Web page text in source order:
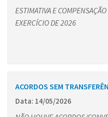
ESTIMATIVA E
EXERCÍCIO DE 2026
ACORDOS SEM
Data: 14/05/2026